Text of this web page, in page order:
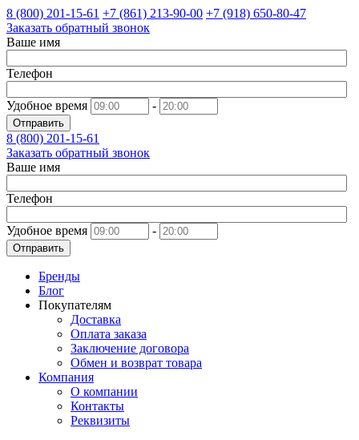
8 (800) 201-15-61 +7 (861) 213-90-00 +7 (918) 650-80-47
Заказать обратный звонок
Ваше имя
Телефон
Удобное время -
Отправить
8 (800) 201-15-61
Заказать обратный звонок
Ваше имя
Телефон
Удобное время -
Отправить
Бренды
Блог
Покупателям
Доставка
Оплата заказа
Заключение договора
Обмен и возврат товара
Компания
О компании
Контакты
Реквизиты